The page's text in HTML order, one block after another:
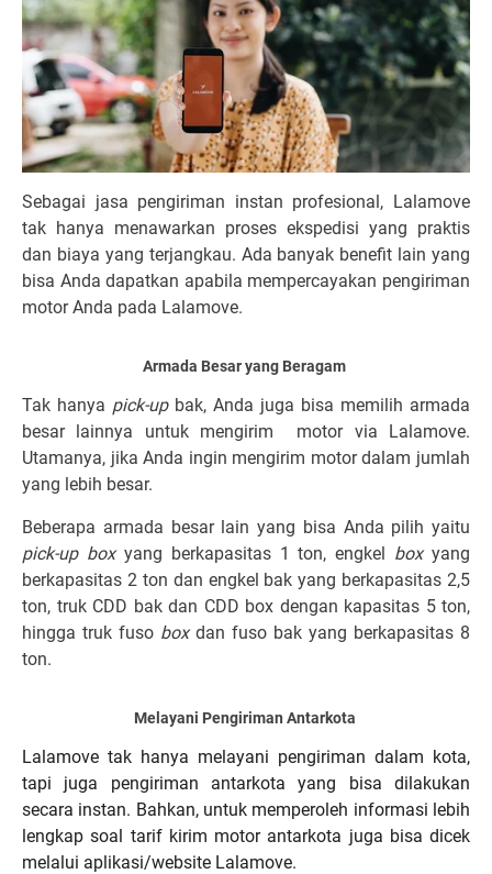
Sebagai jasa pengiriman instan profesional, Lalamove
tak hanya menawarkan proses ekspedisi yang praktis
dan biaya yang terjangkau. Ada banyak benefit lain yang
bisa Anda dapatkan apabila mempercayakan pengiriman
motor Anda pada Lalamove.
Armada Besar yang Beragam
Tak hanya pick-up bak, Anda juga bisa memilih armada
besar lainnya untuk mengirim motor via Lalamove.
Utamanya, jika Anda ingin mengirim motor dalam jumlah
yang lebih besar.
Beberapa armada besar lain yang bisa Anda pilih yaitu
pick-up box yang berkapasitas 1 ton, engkel box yang
berkapasitas 2 ton dan engkel bak yang berkapasitas 2,5
ton, truk CDD bak dan CDD box dengan kapasitas 5 ton,
hingga truk fuso box dan fuso bak yang berkapasitas 8
ton.
Melayani Pengiriman Antarkota
Lalamove tak hanya melayani pengiriman dalam kota,
tapi juga pengiriman antarkota yang bisa dilakukan
secara instan. Bahkan, untuk memperoleh informasi lebih
lengkap soal tarif kirim motor antarkota juga bisa dicek
melalui aplikasi/website Lalamove.